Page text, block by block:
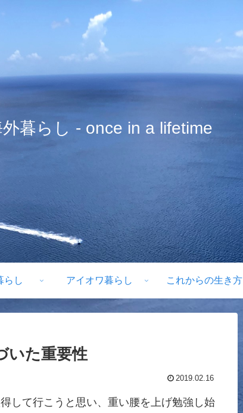
暮らし - once in a lifetime
らし アイオワ暮らし これからの生き方
いた重要性
2019.02.16
して行こうと思い、重い腰を上げ勉強し始